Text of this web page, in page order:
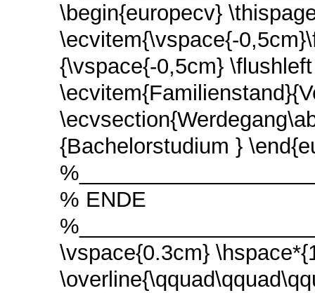
\begin{europecv}
\ecvitem{\vspace{-
{\vspace{-0,5cm}
{Bachelorstudium }
% ENDE
\vspace{0.3cm}